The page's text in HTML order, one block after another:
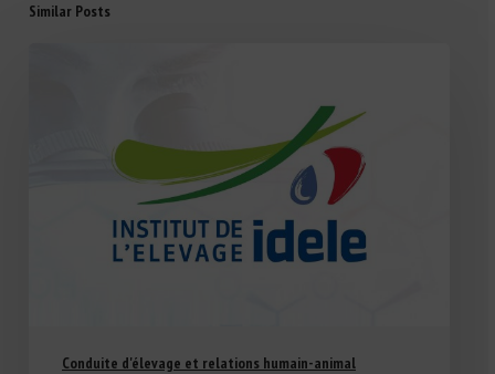
Similar Posts
Conduite d'élevage et relations humain-animal